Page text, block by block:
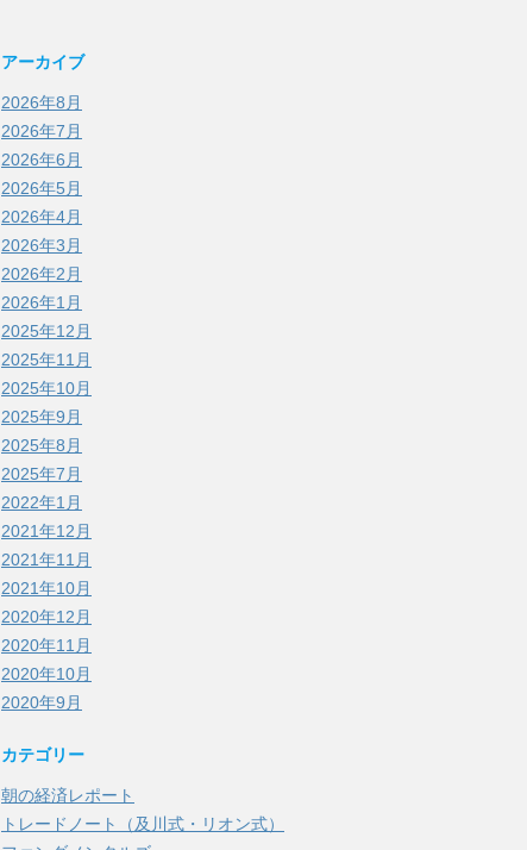
アーカイブ
2026年8月
2026年7月
2026年6月
2026年5月
2026年4月
2026年3月
2026年2月
2026年1月
2025年12月
2025年11月
2025年10月
2025年9月
2025年8月
2025年7月
2022年1月
2021年12月
2021年11月
2021年10月
2020年12月
2020年11月
2020年10月
2020年9月
カテゴリー
朝の経済レポート
トレードノート（及川式・リオン式）